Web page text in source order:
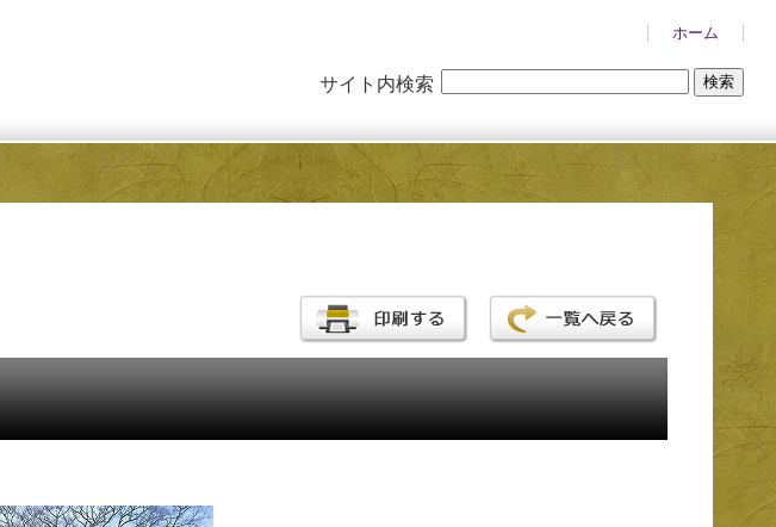
ホーム
サイト内検索